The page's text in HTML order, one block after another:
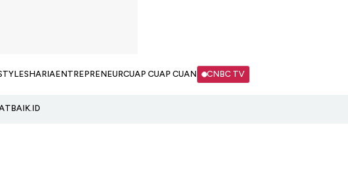
SHARIAENTREPRENEURCUAP CUAP CUAN CNBC TV